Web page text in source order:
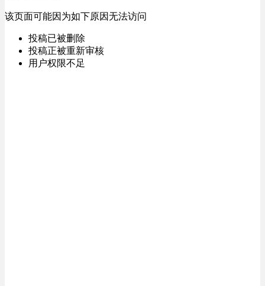
该页面可能因为如下原因无法访问
投稿已被删除
投稿正被重新审核
用户权限不足